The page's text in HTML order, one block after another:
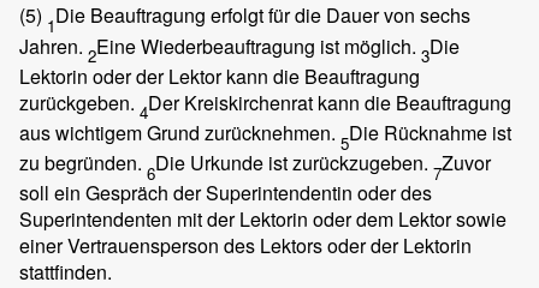
(5) 1Die Beauftragung erfolgt für die Dauer von sechs
Jahren. 2Eine Wiederbeauftragung ist möglich. 3Die
Lektorin oder der Lektor kann die Beauftragung
zurückgeben. 4Der Kreiskirchenrat kann die Beauftragung
aus wichtigem Grund zurücknehmen. 5Die Rücknahme ist
zu begründen. 6Die Urkunde ist zurückzugeben. 7Zuvor
soll ein Gespräch der Superintendentin oder des
Superintendenten mit der Lektorin oder dem Lektor sowie
einer Vertrauensperson des Lektors oder der Lektorin
stattfinden.